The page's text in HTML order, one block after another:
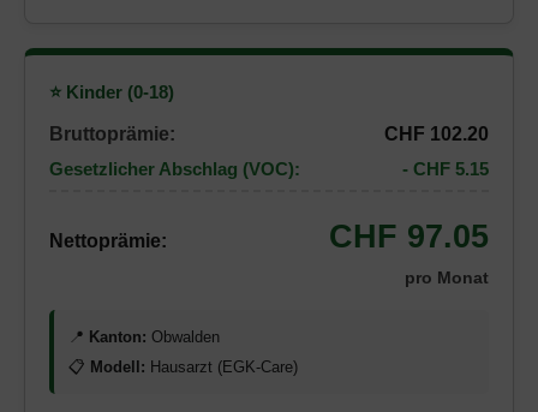
⭐ Kinder (0-18)
Bruttoprämie:
CHF 102.20
Gesetzlicher Abschlag (VOC):
- CHF 5.15
Nettoprämie: CHF 97.05
pro Monat
📍 Kanton: Obwalden
📋 Modell: Hausarzt (EGK-Care)